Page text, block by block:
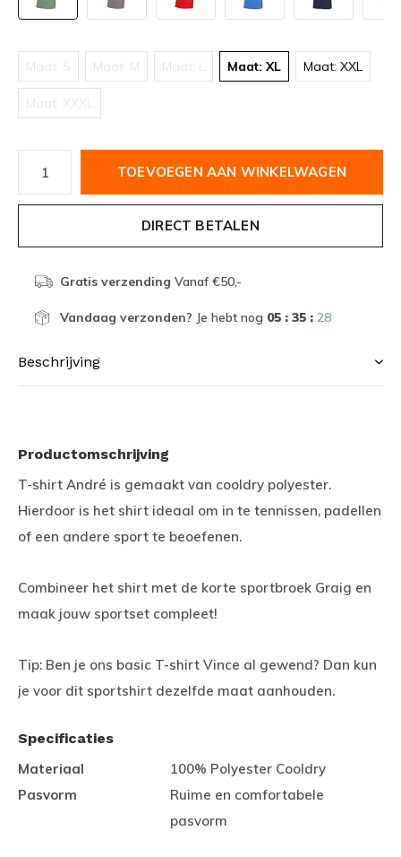
Maat: S Maat: M Maat: L Maat: XL Maat: XXL
Maat: XXXL
TOEVOEGEN AAN WINKELWAGEN
DIRECT BETALEN
Gratis verzending Vanaf €50,-
Vandaag verzonden? Je hebt nog 05 : 35 : 28
Beschrijving
Productomschrijving
T-shirt André is gemaakt van cooldry polyester.
Hierdoor is het shirt ideaal om in te tennissen, padellen
of een andere sport te beoefenen.
Combineer het shirt met de korte sportbroek Graig en
maak jouw sportset compleet!
Tip: Ben je ons basic T-shirt Vince al gewend? Dan kun
je voor dit sportshirt dezelfde maat aanhouden.
Specificaties
Materiaal
100% Polyester Cooldry
Pasvorm
Ruime en comfortabele
pasvorm